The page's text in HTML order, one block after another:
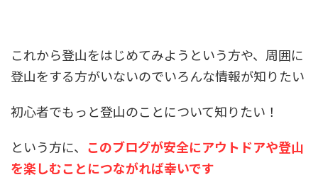
これから登山をはじめてみようという方や、周囲に
登山をする方がいないのでいろんな情報が知りたい
初心者でもっと登山のことについて知りたい！
という方に、 このブログが安全にアウトドアや登山
を楽しむことにつながれば幸いです